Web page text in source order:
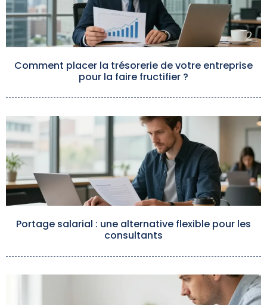
Comment placer la trésorerie de votre entreprise
pour la faire fructifier ?
Portage salarial : une alternative flexible pour les
consultants